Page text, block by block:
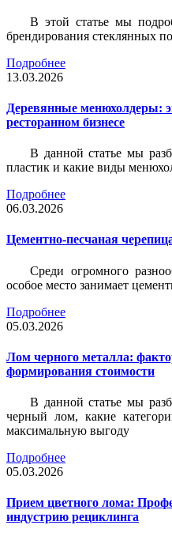
В этой статье мы
брендирования стеклянных
Подробнее
13.03.2026
Деревянные менюхолдеры:
ресторанном бизнесе
В данной статье мы
пластик и какие виды
Подробнее
06.03.2026
Цементно-песчаная
Среди огромного
особое место занимает
Подробнее
05.03.2026
Лом черного металла:
формирования стоимости
В данной статье мы
черный лом, какие
максимальную выгоду
Подробнее
05.03.2026
Прием цветного лома:
индустрию рециклинга